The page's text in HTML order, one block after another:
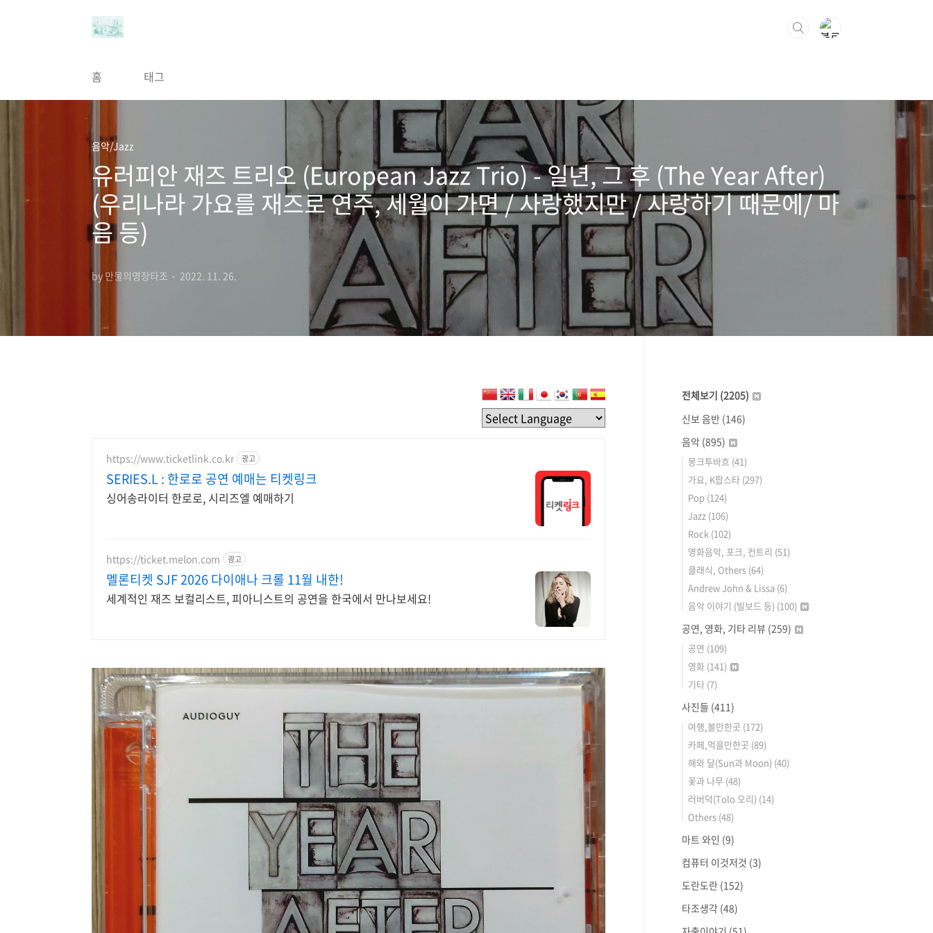
홈 태그
음악/Jazz
유러피안 재즈 트리오 (European Jazz Trio) - 일년, 그 후 (The Year After)
(우리나라 가요를 재즈로 연주, 세월이 가면 / 사랑했지만 / 사랑하기 때문에/ 마
음 등)
by 만물의영장타조 2022. 11. 26.
https://www.ticketlink.co.kr 광고
SERIES.L : 한로로 공연 예매는 티켓링크
싱어송라이터 한로로, 시리즈엘 예매하기
https://ticket.melon.com 광고
멜론티켓 SJF 2026 다이애나 크롤 11월 내한!
세계적인 재즈 보컬리스트, 피아니스트의 공연을 한국에서 만나보세요!
전체보기 (2205)
신보 음반 (146)
음악 (895)
몽크투바흐 (41)
가요, K팝스타 (297)
Pop (124)
Jazz (106)
Rock (102)
영화음악, 포크, 컨트리 (51)
클래식, Others (64)
Andrew John & Lissa (6)
음악 이야기 (빌보드 등) (100)
공연, 영화, 기타 리뷰 (259)
공연 (109)
영화 (141)
기타 (7)
사진들 (411)
여행,볼만한곳 (172)
카페,먹을만한곳 (89)
해와 달(Sun과 Moon) (40)
꽃과 나무 (48)
러버덕(Tolo 오리) (14)
Others (48)
마트 와인 (9)
컴퓨터 이것저것 (3)
도란도란 (152)
타조생각 (48)